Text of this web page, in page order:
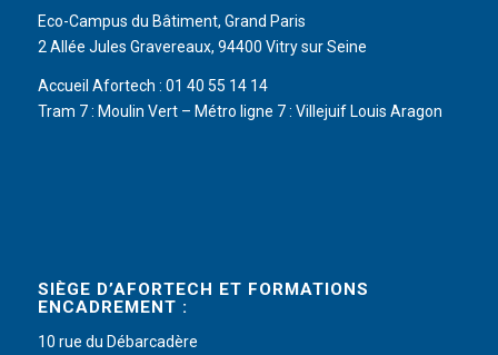
Eco-Campus du Bâtiment, Grand Paris
2 Allée Jules Gravereaux, 94400 Vitry sur Seine
Accueil Afortech : 01 40 55 14 14
Tram 7 : Moulin Vert – Métro ligne 7 : Villejuif Louis Aragon
SIÈGE D’AFORTECH ET FORMATIONS
ENCADREMENT :
10 rue du Débarcadère